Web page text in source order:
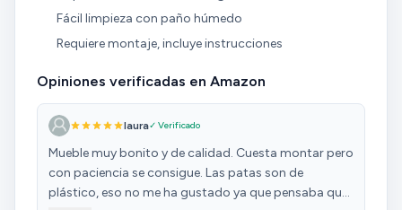
Fácil limpieza con paño húmedo
Requiere montaje, incluye instrucciones
Opiniones verificadas en Amazon
laura✓ Verificado
Mueble muy bonito y de calidad. Cuesta montar pero
con paciencia se consigue. Las patas son de
plástico, eso no me ha gustado ya que pensaba que